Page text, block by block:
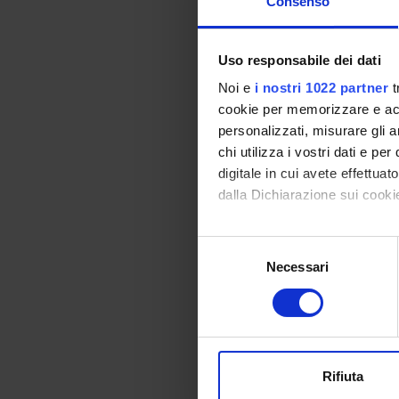
Uso responsabile dei dati
Noi e i nostri 1022 partner
cookie per memorizzare e
personalizzati, misurare gli
chi utilizza i vostri dati e per
digitale in cui avete
dalla Dichiarazione sui
Con il tuo consenso,
raccogliere
digitali).
modificare o ritirare il tuo
Necessari
Rifiuta
Luigi
per la